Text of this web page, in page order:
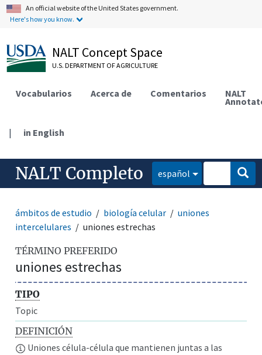
An official website of the United States government.
Here's how you know.
NALT Concept Space
U.S. DEPARTMENT OF AGRICULTURE
Vocabularios Acerca de Comentarios NALT
| in English
NALT Completo español
ámbitos de estudio biología celular
uniones
intercelulares
uniones estrechas
TÉRMINO PREFERIDO
uniones estrechas
TIPO
Topic
DEFINICIÓN
Uniones célula-célula que mantienen juntas a las